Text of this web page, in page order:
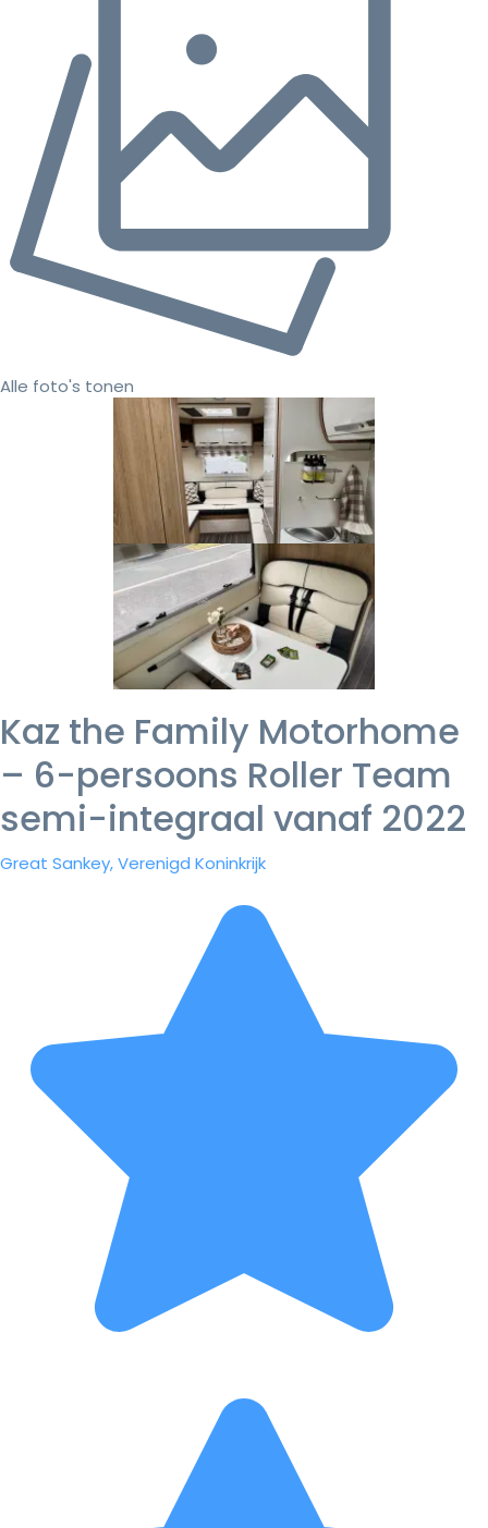
Alle foto's tonen
Kaz the Family Motorhome
– 6-persoons Roller Team
semi-integraal vanaf 2022
Great Sankey, Verenigd Koninkrijk